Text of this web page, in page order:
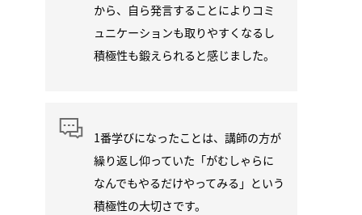
から、自ら発言することによりコミ
ュニケーションも取りやすくなるし
積極性も鍛えられると感じました。
1番学びになったことは、講師の方が
繰り返し仰っていた「がむしゃらに
なんでもやるだけやってみる」という
積極性の大切さです。